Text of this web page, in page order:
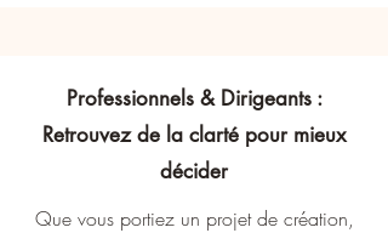
Professionnels & Dirigeants :
Retrouvez de la clarté pour mieux
décider
Que vous portiez un projet de création,